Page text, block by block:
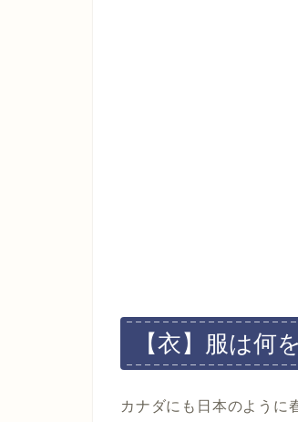
【衣】服は何
カナダにも日本のように